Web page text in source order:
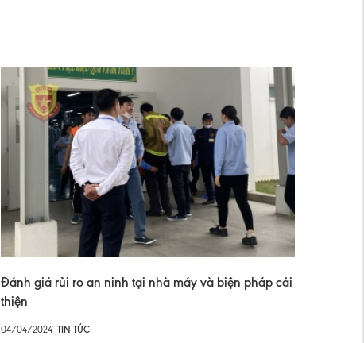
Đánh giá rủi ro an ninh tại nhà máy và biện pháp cải
thiện
04/04/2024 TIN TỨC